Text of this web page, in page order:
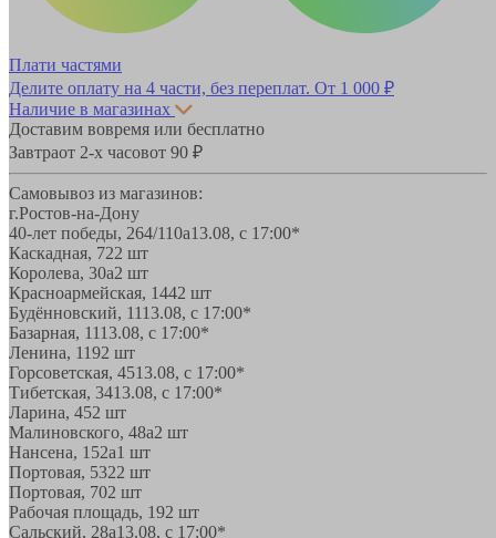
Плати частями
Делите оплату на 4 части, без переплат. От 1 000 ₽
Наличие в магазинах
Доставим вовремя или бесплатно
Завтраот 2-х часовот 90 ₽
Самовывоз из магазинов:
г.Ростов-на-Дону
40-лет победы, 264/110а13.08, с 17:00*
Каскадная, 722 шт
Королева, 30а2 шт
Красноармейская, 1442 шт
Будённовский, 1113.08, с 17:00*
Базарная, 1113.08, с 17:00*
Ленина, 1192 шт
Горсоветская, 4513.08, с 17:00*
Тибетская, 3413.08, с 17:00*
Ларина, 452 шт
Малиновского, 48а2 шт
Нансена, 152а1 шт
Портовая, 5322 шт
Портовая, 702 шт
Рабочая площадь, 192 шт
Сальский, 28a13.08, с 17:00*